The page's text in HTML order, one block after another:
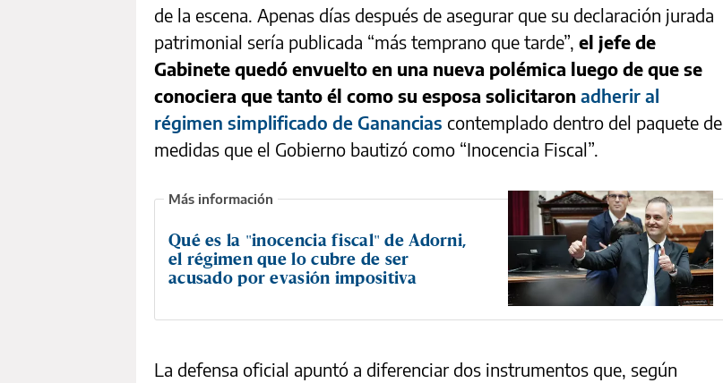
de la escena. Apenas días después de asegurar que su declaración jurada
patrimonial sería publicada “más temprano que tarde”, el jefe de
Gabinete quedó envuelto en una nueva polémica luego de que se
conociera que tanto él como su esposa solicitaron adherir al
régimen simplificado de Ganancias contemplado dentro del paquete de
medidas que el Gobierno bautizó como “Inocencia Fiscal”.
Qué es la "inocencia fiscal" de Adorni,
el régimen que lo cubre de ser
acusado por evasión impositiva
La defensa oficial apuntó a diferenciar dos instrumentos que, según